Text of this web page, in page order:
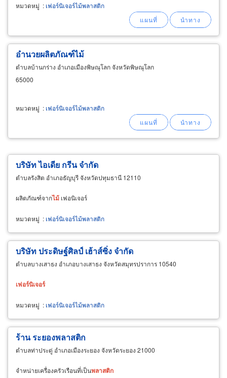
หมวดหมู่ : เฟอร์นิเจอร์ไม้พลาสติก
อำนวยผลิตภัณฑ์ไม้
ตำบลบ้านกร่าง อำเภอเมืองพิษณุโลก จังหวัดพิษณุโลก
65000
หมวดหมู่ : เฟอร์นิเจอร์ไม้พลาสติก
บริษัท ไอเดีย กรีน จำกัด
ตำบลรังสิต อำเภอธัญบุรี จังหวัดปทุมธานี 12110
ผลิตภัณฑ์จากไม้ เฟอนิเจอร์
หมวดหมู่ : เฟอร์นิเจอร์ไม้พลาสติก
บริษัท ประดิษฐ์ศิลป์ เฮ้าส์ซิ่ง จำกัด
ตำบลบางเสาธง อำเภอบางเสาธง จังหวัดสมุทรปราการ 10540
เฟอร์นิเจอร์
หมวดหมู่ : เฟอร์นิเจอร์ไม้พลาสติก
ร้าน ระยองพลาสติก
ตำบลท่าประดู่ อำเภอเมืองระยอง จังหวัดระยอง 21000
จำหน่ายเครื่องครัวเรือนที่เป็นพลาสติก